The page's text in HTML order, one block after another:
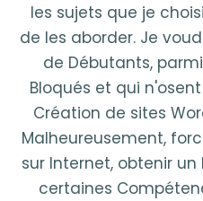
les sujets que je
de les aborder. Je
de Débutants,
Bloqués et qui
Création de sites
Malheureusement,
sur Internet, obtenir
certaines